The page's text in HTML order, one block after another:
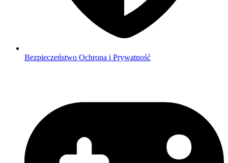
Bezpieczeństwo Ochrona i Prywatność